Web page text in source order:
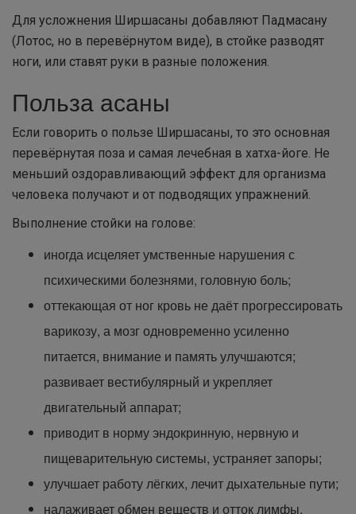
Для усложнения Ширшасаны добавляют Падмасану
(Лотос, но в перевёрнутом виде), в стойке разводят
ноги, или ставят руки в разные положения.
Польза асаны
Если говорить о пользе Ширшасаны, то это основная
перевёрнутая поза и самая лечебная в хатха-йоге. Не
меньший оздоравливающий эффект для организма
человека получают и от подводящих упражнений.
Выполнение стойки на голове:
иногда исцеляет умственные нарушения с
психическими болезнями, головную боль;
оттекающая от ног кровь не даёт прогрессировать
варикозу, а мозг одновременно усиленно
питается, внимание и память улучшаются;
развивает вестибулярный и укрепляет
двигательный аппарат;
приводит в норму эндокринную, нервную и
пищеварительную системы, устраняет запоры;
улучшает работу лёгких, лечит дыхательные пути;
налаживает обмен веществ и отток лимфы.